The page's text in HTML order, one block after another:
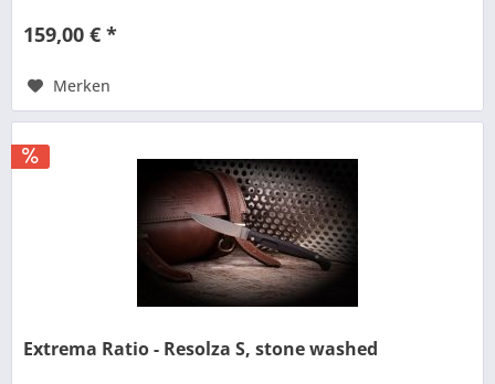
159,00 € *
Merken
Extrema Ratio - Resolza S, stone washed